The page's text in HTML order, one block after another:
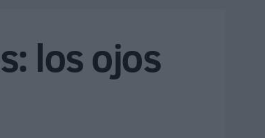
los ojos